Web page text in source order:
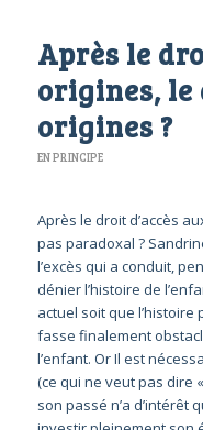
Après le
origines, le
origines ?
EN PRINCIPE
Après le droit d’accès
pas paradoxal ?
l’excès qui a conduit,
dénier l’histoire de
actuel soit que
fasse finalement
l’enfant. Or Il est
(ce qui ne veut pas dire
son passé n’a d’intérêt